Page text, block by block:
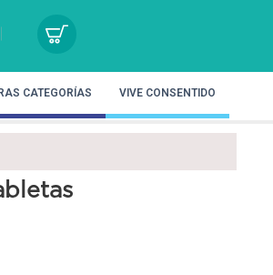
CATEGORÍAS VIVE CONSENTIDO